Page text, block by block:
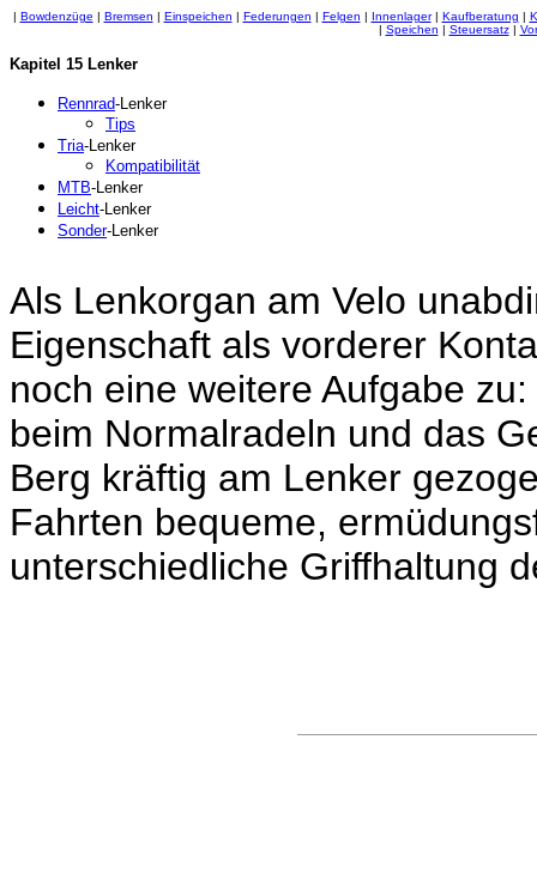
| Bowdenzüge | Bremsen | Einspeichen | Federungen | Felgen | Innenlager| Kaufberatung |
| Speichen | Steuersatz|
Kapitel 15 Lenker
Rennrad-Lenker
Tips
Tria-Lenker
Kompatibilität
MTB-Lenker
Leicht-Lenker
Sonder-Lenker
Als Lenkorgan am Velo
Eigenschaft als vorderer
noch eine weitere Aufgabe
beim Normalradeln und das
Berg kräftig am Lenker
Fahrten bequeme,
unterschiedliche Griffhaltung